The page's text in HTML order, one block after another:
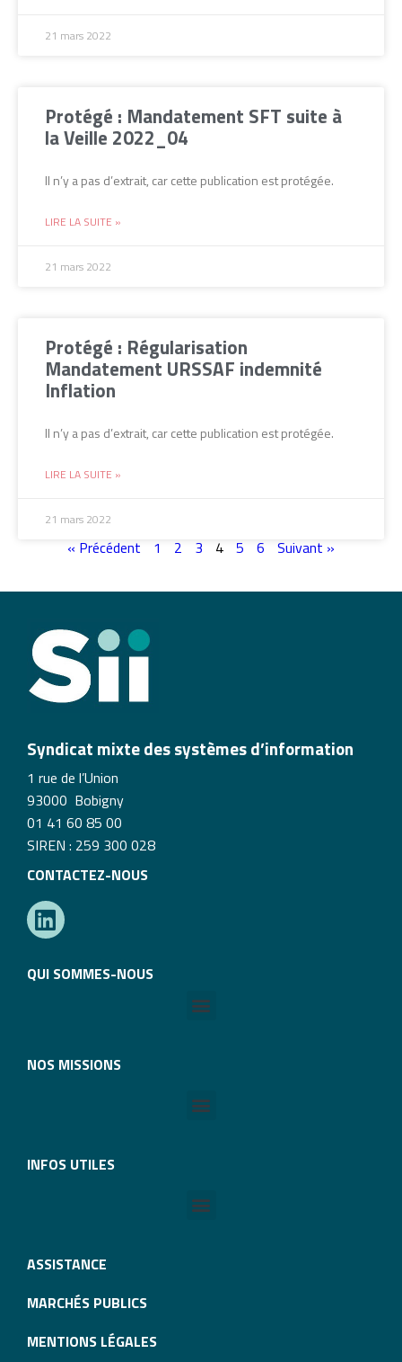
21 mars 2022
Protégé : Mandatement SFT suite à
la Veille 2022_04
Il n’y a pas d’extrait, car cette publication est protégée.
LIRE LA SUITE »
21 mars 2022
Protégé : Régularisation
Mandatement URSSAF indemnité
Inflation
Il n’y a pas d’extrait, car cette publication est protégée.
LIRE LA SUITE »
21 mars 2022
« Précédent 1 2 3 4 5 6 Suivant »
Syndicat mixte des systèmes d’information
1 rue de l’Union
93000 Bobigny
01 41 60 85 00
SIREN : 259 300 028
CONTACTEZ-NOUS
QUI SOMMES-NOUS
NOS MISSIONS
INFOS UTILES
ASSISTANCE
MARCHÉS PUBLICS
MENTIONS LÉGALES